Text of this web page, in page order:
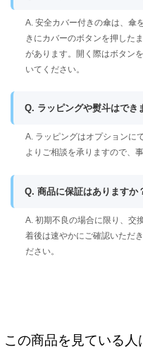
A. 安全カバー付きの傘は、傘
きにカバーのボタンを押した
があります。開く際はボタン
いてください。
Q. ラッピングや熨斗はでき
A. ラッピングはオプションに
よりご相談を承りますので、
Q. 商品に保証はありますか
A. 初期不良の場合に限り、交
着後は速やかにご確認いただ
ださい。
この商品を見ている